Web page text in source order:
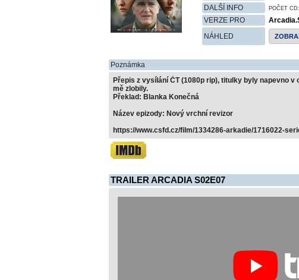
DALŠÍ INFO
POČET CD:
VERZE PRO
NÁHLED
Poznámka
Přepis z vysílání ČT (1080p rip), titulky byly napevno
mě zlobily.
Překlad: Blanka Konečná
Název epizody: Nový vrchní revizor
https://www.csfd.cz/film/1334286-arkadie/1716022-
TRAILER ARCADIA S02E07